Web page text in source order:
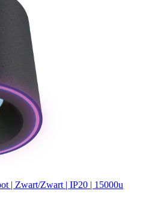
| Zwart/Zwart | IP20 | 15000u